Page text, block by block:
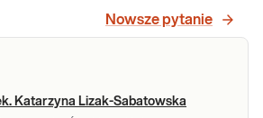
Nowsze pytanie
Katarzyna Lizak-Sabatowska